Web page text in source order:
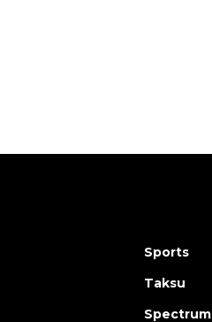
Sports
Taksu
Spectrum